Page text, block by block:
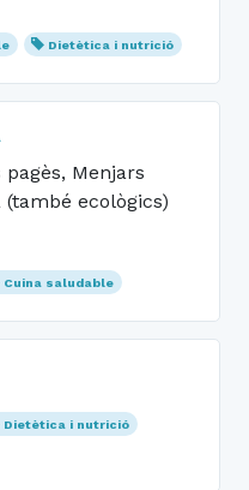
Dietètica i nutrició
Menjars
ecològics)
Cuina saludable
Dietètica i nutrició